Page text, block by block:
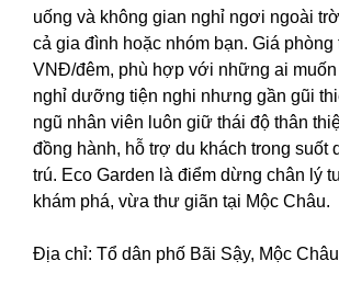
uống và không gian nghỉ ngơi ngoài
cả gia đình hoặc nhóm bạn. Giá
VNĐ/đêm, phù hợp với những ai
nghỉ dưỡng tiện nghi nhưng gần gũi
ngũ nhân viên luôn giữ thái độ thân
đồng hành, hỗ trợ du khách trong suốt
trú. Eco Garden là điểm dừng chân lý
khám phá, vừa thư giãn tại Mộc Châu.
Địa chỉ: Tổ dân phố Bãi Sậy, Mộc